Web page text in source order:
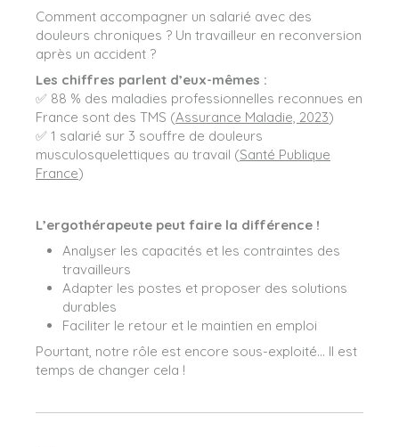
Comment accompagner un salarié avec des
douleurs chroniques ? Un travailleur en reconversion
après un accident ?
Les chiffres parlent d’eux-mêmes :
✅ 88 % des maladies professionnelles reconnues en
France sont des TMS (Assurance Maladie, 2023)
✅ 1 salarié sur 3 souffre de douleurs
musculosquelettiques au travail (Santé Publique
France)
L’ergothérapeute peut faire la différence !
Analyser les capacités et les contraintes des
travailleurs
Adapter les postes et proposer des solutions
durables
Faciliter le retour et le maintien en emploi
Pourtant, notre rôle est encore sous-exploité… Il est
temps de changer cela !